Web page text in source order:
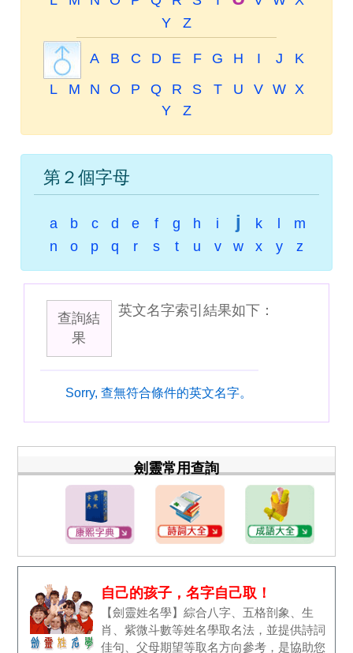
Y
Z
A B C D E F G H I J
K
L
M N O P Q R S T U V W X
Y
Z
第２個字母
a b c d e f g h i j k
m
n
o p q r s t u v w x y z
查詢結
果
英文名字索引結果如下：
Sorry, 查無符合條件的英文名字。
劍靈常用查詢
自己的孩子，名字自己取！
【劍靈姓名學】綜合八字、五格剖象、生
肖、紫微斗數等姓名學取名法，並提供詩詞
佳句、父母期望等取名方向參考，是協助您